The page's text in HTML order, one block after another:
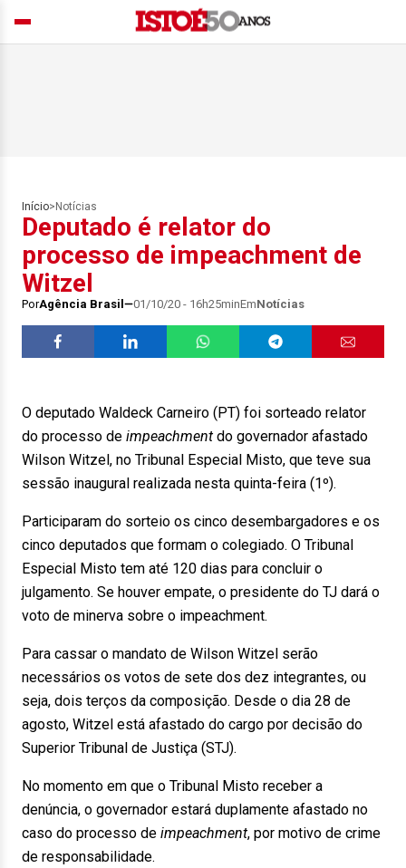
Início> Notícias
Deputado é relator do
processo de impeachment de
Witzel
PorAgência Brasil 01/10/20 - 16h25minEmNotícias
O deputado Waldeck Carneiro (PT) foi sorteado relator
do processo de impeachment do governador afastado
Wilson Witzel, no Tribunal Especial Misto, que teve sua
sessão inaugural realizada nesta quinta-feira (1º).
Participaram do sorteio os cinco desembargadores e os
cinco deputados que formam o colegiado. O Tribunal
Especial Misto tem até 120 dias para concluir o
julgamento. Se houver empate, o presidente do TJ dará o
voto de minerva sobre o impeachment.
Para cassar o mandato de Wilson Witzel serão
necessários os votos de sete dos dez integrantes, ou
seja, dois terços da composição. Desde o dia 28 de
agosto, Witzel está afastado do cargo por decisão do
Superior Tribunal de Justiça (STJ).
No momento em que o Tribunal Misto receber a
denúncia, o governador estará duplamente afastado no
caso do processo de impeachment, por motivo de crime
de responsabilidade.